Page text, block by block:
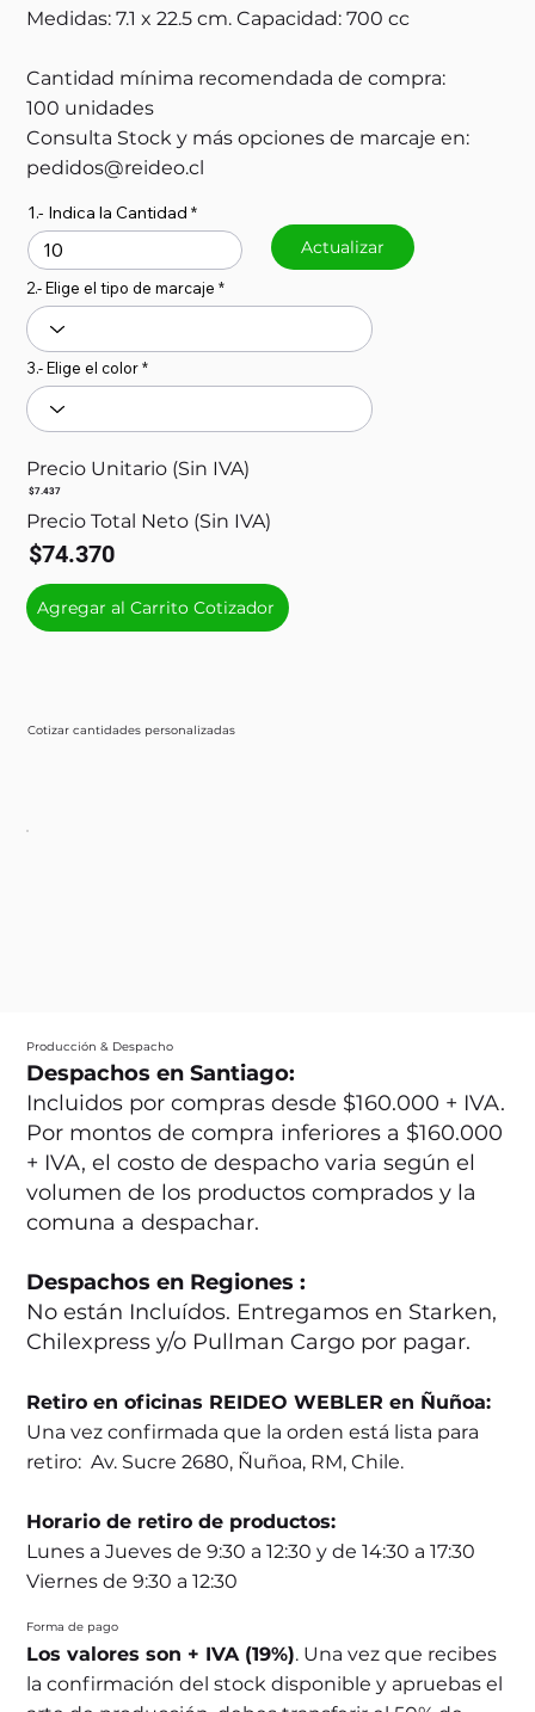
Medidas: 7.1 x 22.5 cm. Capacidad: 700 cc
Cantidad mínima recomendada de compra:
100 unidades
Consulta Stock y más opciones de marcaje en:
pedidos@reideo.cl
Cotizar cantidades personalizadas
1.- Indica la Cantidad
Actualizar
2.- Elige el tipo de marcaje
3.- Elige el color
Precio Unitario (Sin IVA)
$7.437
Precio Total Neto (Sin IVA)
$74.370
Agregar al Carrito Cotizador
Producción & Despacho
Despachos en Santiago:
Incluidos por compras desde $160.000 + IVA.
Por montos de compra inferiores a $160.000
+ IVA, el costo de despacho varia según el
volumen de los productos comprados y la
comuna a despachar.
Despachos en Regiones :
No están Incluídos. Entregamos en Starken,
Chilexpress y/o Pullman Cargo por pagar.
Retiro en oficinas REIDEO WEBLER en Ñuñoa:
Una vez confirmada que la orden está lista para
retiro: Av. Sucre 2680, Ñuñoa, RM, Chile.
Horario de retiro de productos:
Lunes a Jueves de 9:30 a 12:30 y de 14:30 a 17:30
Viernes de 9:30 a 12:30
Forma de pago
Los valores son + IVA (19%). Una vez que recibes
la confirmación del stock disponible y apruebas el